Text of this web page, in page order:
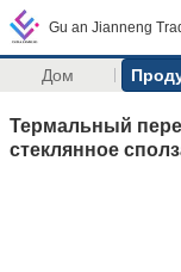
Gu an Jianneng
Дом
Термальный
стеклянное